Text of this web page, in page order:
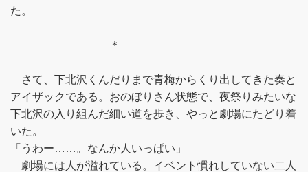
た。
＊
さて、下北沢くんだりまで青梅からくり出してきた奏と
アイザックである。おのぼりさん状態で、夜祭りみたいな
下北沢の入り組んだ細い道を歩き、やっと劇場にたどり着
いた。
「うわー……。なんか人いっぱい」
劇場には人が溢れている。イベント慣れしていない二人